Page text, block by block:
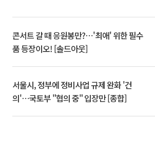
콘서트 갈 때 응원봉만?⋯'최애' 위한 필수
품 등장이오! [솔드아웃]
서울시, 정부에 정비사업 규제 완화 '건
의'⋯국토부 "협의 중" 입장만 [종합]